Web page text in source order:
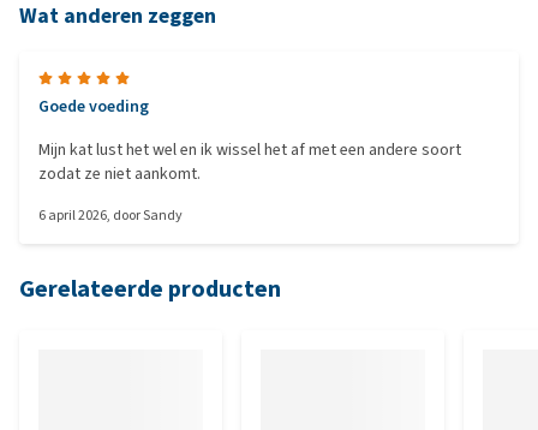
Wat anderen zeggen
Goede voeding
Mijn kat lust het wel en ik wissel het af met een andere soort
zodat ze niet aankomt.
6 april 2026, doorSandy
Gerelateerde producten